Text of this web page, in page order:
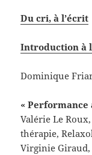
Du cri, à l’écrit
Introduction à
Dominique
«
Valérie Le
thérapie,
Virginie Giraud,